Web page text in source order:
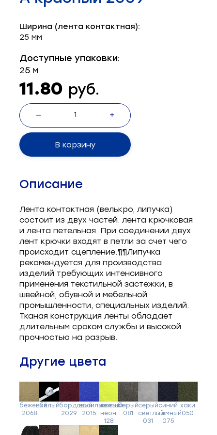
Запчасти для швейного оборудования
Запчасти: иглы
Установочное оборудование
Ширина (лента контактная):
25 мм
Доступные упаковки:
25 м
11.80 руб.
— +
В корзину
Описание
Лента контактная (велькро, липучка)
состоит из двух частей: лента крючковая
и лента петельная. При соединении двух
лент крючки входят в петли за счет чего
происходит сцепление.¶¶Липучка
рекомендуется для производства
изделий требующих интенсивного
применения текстильной застежки, в
швейной, обувной и мебельной
промышленности, специальных изделий.
Тканая конструкция ленты обладает
длительным сроком службы и высокой
прочностью на разрыв.
Другие цвета
бежевый
2068
белыйбордовый
2029
васильковый
2015
желтый
неон
128
серый
081
серый
светлый
031
синий
темный
075
хаки
050